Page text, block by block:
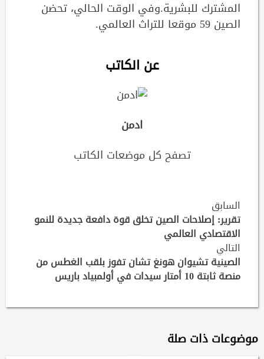
المشترك للبشرية.وفي الوقت الحالي، تحضن
الصين 59 موقعا للتراث العالمي.
عن الكاتب
ادمن
تصفح كل موضعات الكاتب
Continue
Reading
السابق
تقرير: إصلاحات الصين تخلق قوة دافعة جديدة للنمو
الاقتصادي العالمي
التالي
الصينية تشيوان هونغ تشان تفوز بلقب الغطس من
منصة ثابتة 10 أمتار سيدات في أولمبياد باريس
موضوعات ذات صلة